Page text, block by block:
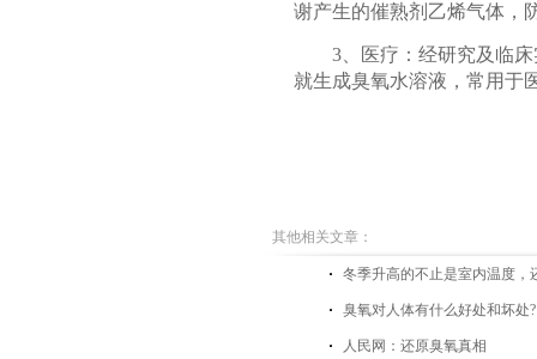
谢产生的催熟剂乙烯气体，
3、医疗：经研究及临床
就生成臭氧水溶液，常用于
其他相关文章：
冬季升高的不止是室内温度，
臭氧对人体有什么好处和坏处?
人民网：还原臭氧真相